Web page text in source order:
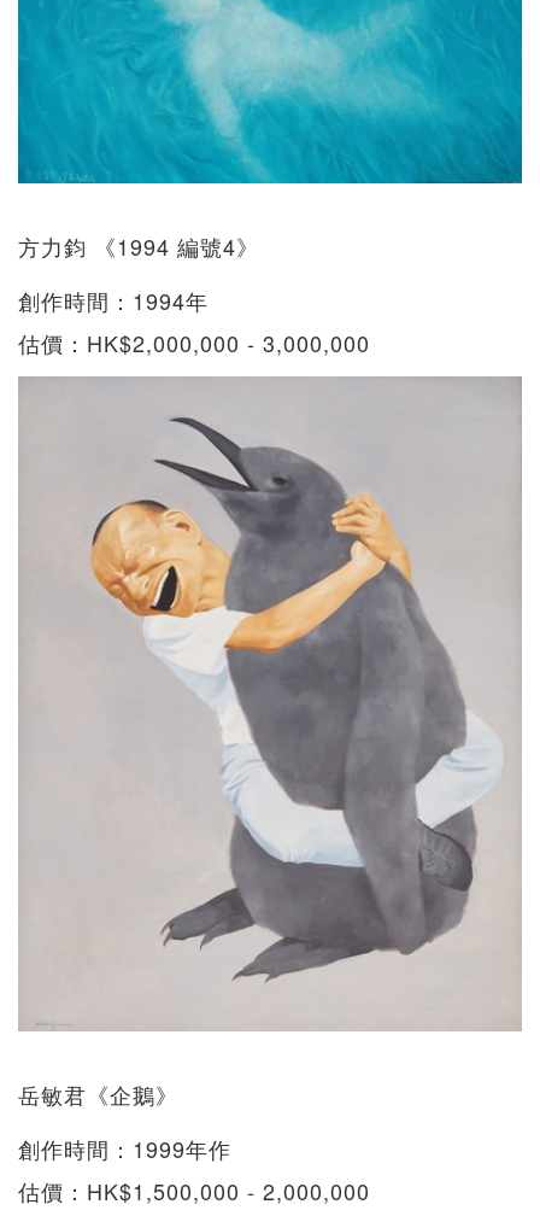
方力鈞 《1994 編號4》
創作時間：1994年
估價：HK$2,000,000 - 3,000,000
岳敏君《企鵝》
創作時間：1999年作
估價：HK$1,500,000 - 2,000,000